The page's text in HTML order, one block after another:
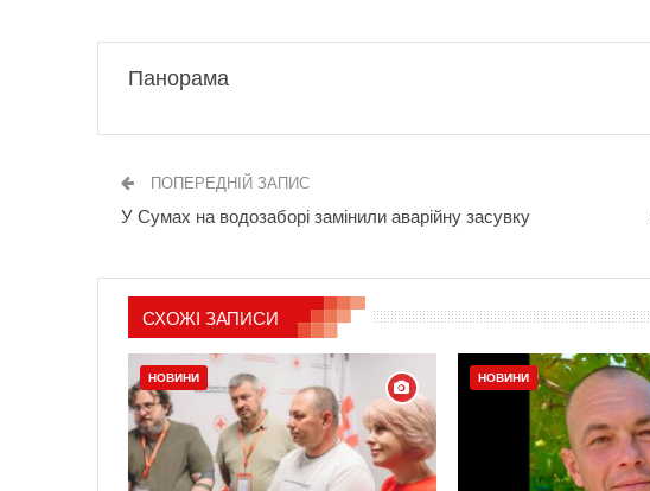
Панорама
ПОПЕРЕДНІЙ ЗАПИС
У Сумах на водозаборі замінили аварійну засувку
СХОЖІ ЗАПИСИ
НОВИНИ НОВИНИ